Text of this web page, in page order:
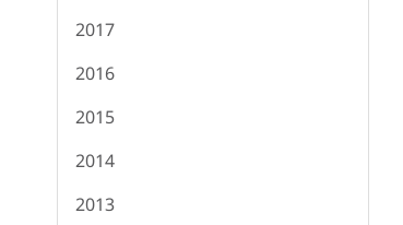
2017
2016
2015
2014
2013